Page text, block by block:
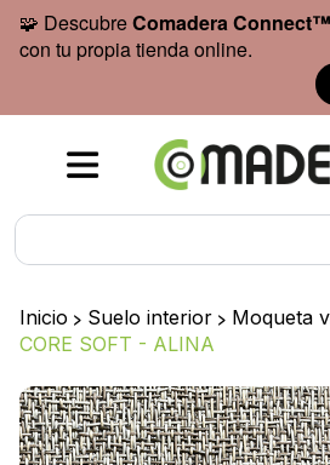
🧩 DescubreComadera
con tu propia tienda online.
Inicio > Suelo interior > Moqueta
CORE SOFT - ALINA